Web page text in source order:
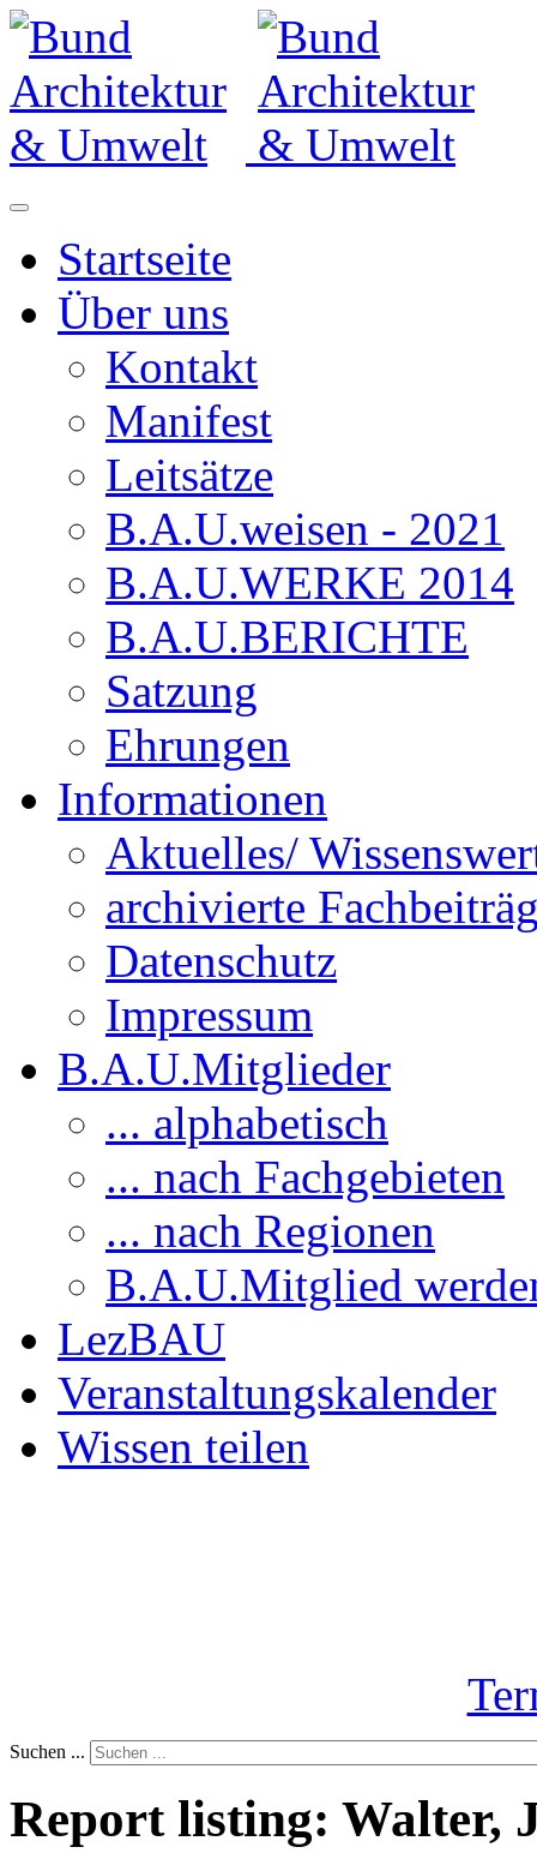
Startseite
Über uns
Kontakt
Manifest
Leitsätze
B.A.U.weisen - 2021
B.A.U.WERKE 2014
B.A.U.BERICHTE
Satzung
Ehrungen
Informationen
Aktuelles/
archivierte
Datenschutz
Impressum
B.A.U.Mitglieder
... alphabetisch
... nach Fachgebieten
... nach Regionen
B.A.U.Mitglied
LezBAU
Veranstaltungskalender
Wissen teilen
Suchen ...
Report listing: Walter,